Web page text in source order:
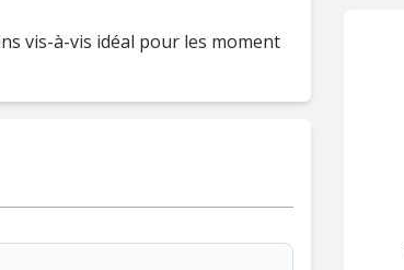
vis-à-vis idéal pour les moment